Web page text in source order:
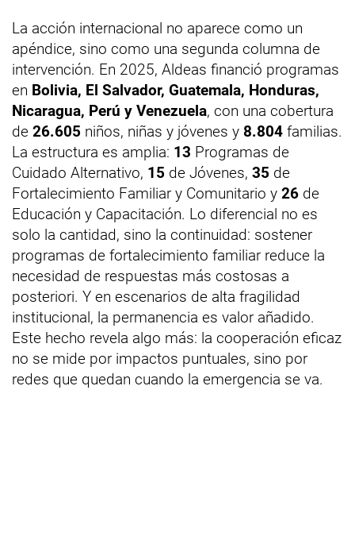
La acción internacional no aparece como un
apéndice, sino como una segunda columna de
intervención. En 2025, Aldeas financió programas
en Bolivia, El Salvador, Guatemala, Honduras,
Nicaragua, Perú y Venezuela, con una cobertura
de 26.605 niños, niñas y jóvenes y 8.804 familias.
La estructura es amplia: 13 Programas de
Cuidado Alternativo, 15 de Jóvenes, 35 de
Fortalecimiento Familiar y Comunitario y 26 de
Educación y Capacitación. Lo diferencial no es
solo la cantidad, sino la continuidad: sostener
programas de fortalecimiento familiar reduce la
necesidad de respuestas más costosas a
posteriori. Y en escenarios de alta fragilidad
institucional, la permanencia es valor añadido.
Este hecho revela algo más: la cooperación eficaz
no se mide por impactos puntuales, sino por
redes que quedan cuando la emergencia se va.